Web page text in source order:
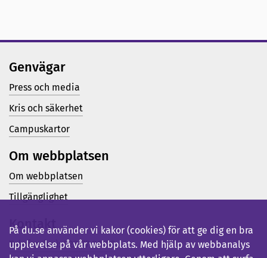
Genvägar
Press och media
Kris och säkerhet
Campuskartor
Om webbplatsen
Om webbplatsen
Tillgänglighet
Kontakt
Telefon (vx): 023-77 80 00
På du.se använder vi kakor (cookies) för att ge dig en bra
upplevelse på vår webbplats. Med hjälp av webbanalys